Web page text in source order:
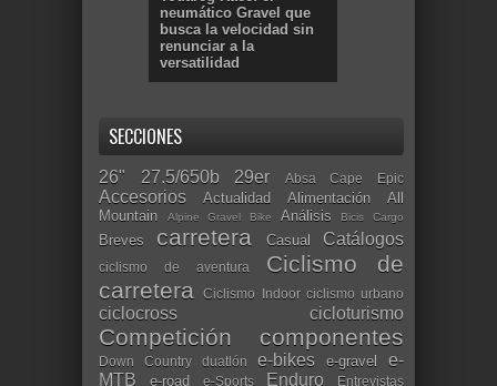
neumático Gravel que
busca la velocidad sin
renunciar a la
versatilidad
SECCIONES
26" 27.5/650b 29er Absa Cape Epic
Accesorios Actualidad Alimentación
All
Mountain
Alpine Gravel Bike Análisis Bicis Cargo
Breves carretera Casual Catálogos
ciclismo de aventura
Ciclismo de
carretera
Ciclismo Indoor ciclismo urbano
ciclocross cicloturismo
Competición componentes
Down Country duatlón e-bikes e-gravel
e-
MTB
e-road e-Sports Enduro Entrevistas